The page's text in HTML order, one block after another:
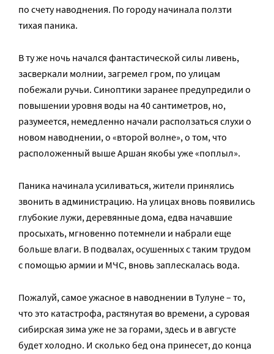
по счету наводнения. По городу начинала ползти
тихая паника.
В ту же ночь начался фантастической силы ливень,
засверкали молнии, загремел гром, по улицам
побежали ручьи. Синоптики заранее предупредили о
повышении уровня воды на 40 сантиметров, но,
разумеется, немедленно начали расползаться слухи о
новом наводнении, о «второй волне», о том, что
расположенный выше Аршан якобы уже «поплыл».
Паника начинала усиливаться, жители принялись
звонить в администрацию. На улицах вновь появились
глубокие лужи, деревянные дома, едва начавшие
просыхать, мгновенно потемнели и набрали еще
больше влаги. В подвалах, осушенных с таким трудом
с помощью армии и МЧС, вновь заплескалась вода.
Пожалуй, самое ужасное в наводнении в Тулуне – то,
что это катастрофа, растянутая во времени, а суровая
сибирская зима уже не за горами, здесь и в августе
будет холодно. И сколько бед она принесет, до конца